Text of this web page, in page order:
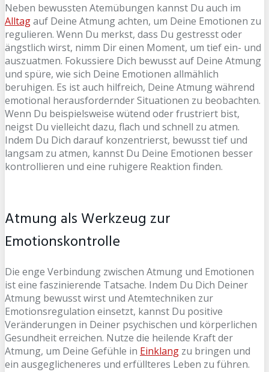
Neben bewussten Atemübungen kannst Du auch im
Alltagauf Deine Atmung achten, um Deine Emotionen zu
regulieren. Wenn Du merkst, dass Du gestresst oder
ängstlich wirst, nimm Dir einen Moment, um tief ein- und
auszuatmen. Fokussiere Dich bewusst auf Deine Atmung
und spüre, wie sich Deine Emotionen allmählich
beruhigen. Es ist auch hilfreich, Deine Atmung während
emotional herausfordernder Situationen zu beobachten.
Wenn Du beispielsweise wütend oder frustriert bist,
neigst Du vielleicht dazu, flach und schnell zu atmen.
Indem Du Dich darauf konzentrierst, bewusst tief und
langsam zu atmen, kannst Du Deine Emotionen besser
kontrollieren und eine ruhigere Reaktion finden.
Atmung als Werkzeug zur
Emotionskontrolle
Die enge Verbindung zwischen Atmung und Emotionen
ist eine faszinierende Tatsache. Indem Du Dich Deiner
Atmung bewusst wirst und Atemtechniken zur
Emotionsregulation einsetzt, kannst Du positive
Veränderungen in Deiner psychischen und körperlichen
Gesundheit erreichen. Nutze die heilende Kraft der
Atmung, um Deine Gefühle in Einklang zu bringen und
ein ausgeglicheneres und erfüllteres Leben zu führen.